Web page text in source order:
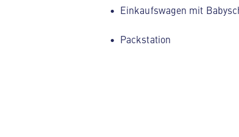
Einkaufswagen mit
Packstation